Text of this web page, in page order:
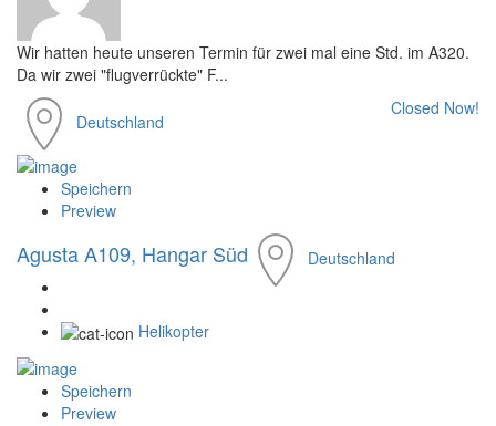
Wir hatten heute unseren Termin für zwei mal eine Std. im A320.
Da wir zwei "flugverrückte" F...
Deutschland
Closed Now!
Speichern
Preview
Agusta A109, Hangar Süd
Helikopter
Deutschland
Speichern
Preview